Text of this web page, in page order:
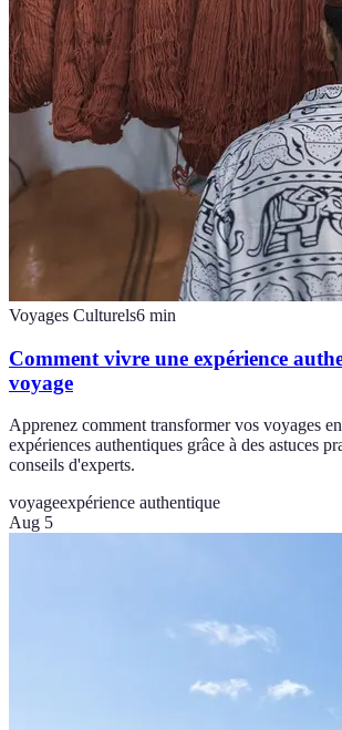
Voyages Culturels6 min
Comment vivre une expérience
voyage
Apprenez comment transformer vos voyages
expériences authentiques grâce à des astuces
conseils d'experts.
voyageexpérience authentique
Aug 5